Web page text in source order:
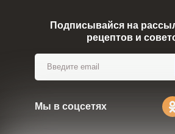
Подписывайся на
рецептов и
Мы в соцсетях